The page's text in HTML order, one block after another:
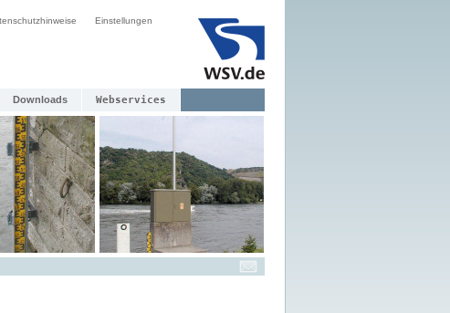
Einstellungen
Downloads Webservices